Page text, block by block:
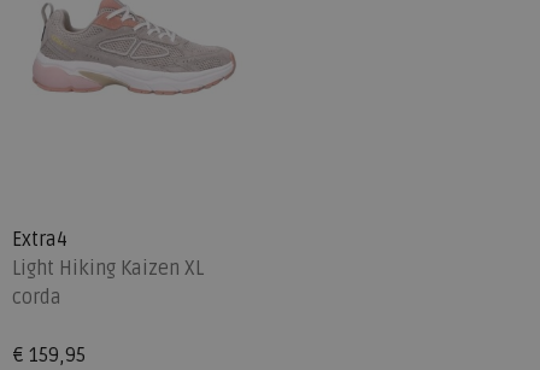
Extra4
Light Hiking Kaizen XL
corda
€ 159,95